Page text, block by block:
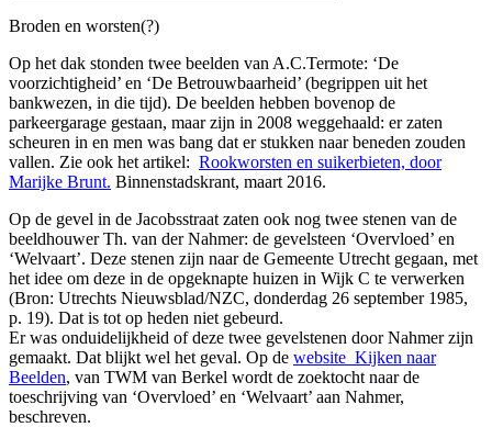
Broden en worsten(?)
Op het dak stonden twee beelden van A.C.Termote: ‘De
voorzichtigheid’ en ‘De Betrouwbaarheid’ (begrippen uit het
bankwezen, in die tijd). De beelden hebben bovenop de
parkeergarage gestaan, maar zijn in 2008 weggehaald: er zaten
scheuren in en men was bang dat er stukken naar beneden zouden
vallen. Zie ook het artikel: Rookworsten en suikerbieten, door
Marijke Brunt. Binnenstadskrant, maart 2016.
Op de gevel in de Jacobsstraat zaten ook nog twee stenen van de
beeldhouwer Th. van der Nahmer: de gevelsteen ‘Overvloed’ en
‘Welvaart’. Deze stenen zijn naar de Gemeente Utrecht gegaan, met
het idee om deze in de opgeknapte huizen in Wijk C te verwerken
(Bron: Utrechts Nieuwsblad/NZC, donderdag 26 september 1985,
p. 19). Dat is tot op heden niet gebeurd.
Er was onduidelijkheid of deze twee gevelstenen door Nahmer zijn
gemaakt. Dat blijkt wel het geval. Op de website Kijken naar
Beelden, van TWM van Berkel wordt de zoektocht naar de
toeschrijving van ‘Overvloed’ en ‘Welvaart’ aan Nahmer,
beschreven.